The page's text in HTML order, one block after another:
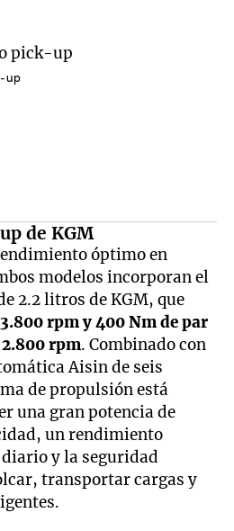
up
de KGM
óptimo en
modelos incorporan el
2.2 litros de KGM, que
rpm y 400 Nm de par
rpm. Combinado con
Aisin de seis
de propulsión está
una gran potencia de
un rendimiento
y la seguridad
transportar cargas y